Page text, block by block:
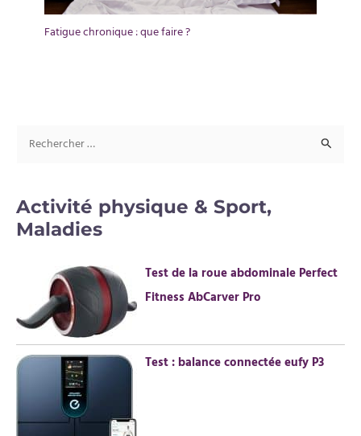
Fatigue chronique : que faire ?
h
e
e
r
Activité physique & Sport,
Maladies
Test de la roue abdominale Perfect
Fitness AbCarver Pro
Test : balance connectée eufy P3